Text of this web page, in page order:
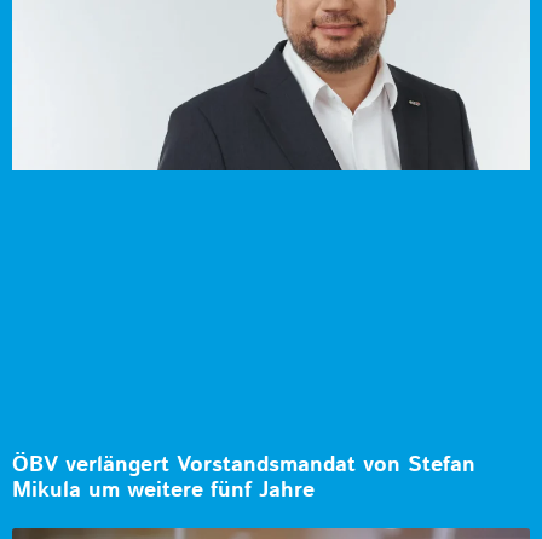
ÖBV verlängert Vorstandsmandat von Stefan
Mikula um weitere fünf Jahre